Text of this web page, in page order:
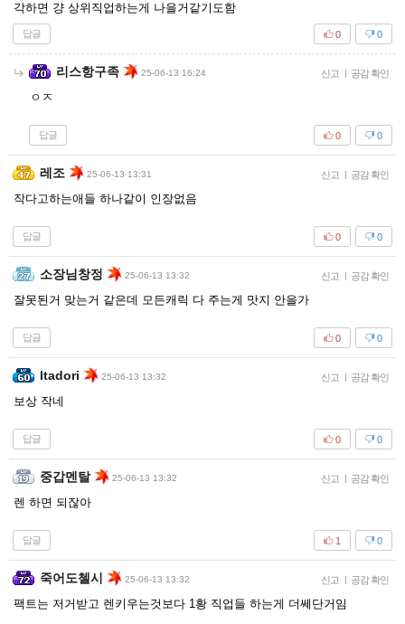
각하면 걍 상위직업하는게 나을거같기도함
답글 0
0
리스항구족 25-06-13 16:24 신고 | 공감 확인
ㅇㅈ
답글 0
0
레조 25-06-13 13:31 신고 | 공감 확인
작다고하는애들 하나같이 인장없음
답글 0
0
소장님창정 25-06-13 13:32 신고 | 공감 확인
잘못된거 맞는거 같은데 모든캐릭 다 주는게 맛지 안을가
답글 0
0
Itadori 25-06-13 13:32 신고 | 공감 확인
보상 작네
답글 0
0
중갑멘탈 25-06-13 13:32 신고 | 공감 확인
렌 하면 되잖아
답글 0
1
죽어도첼시 25-06-13 13:32 신고 | 공감 확인
팩트는 저거받고 렌키우는것보다 1황 직업들 하는게 더쎄단거임